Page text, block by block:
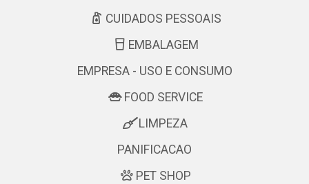
CUIDADOS PESSOAIS
EMBALAGEM
EMPRESA - USO E CONSUMO
FOOD SERVICE
LIMPEZA
PANIFICACAO
PET SHOP